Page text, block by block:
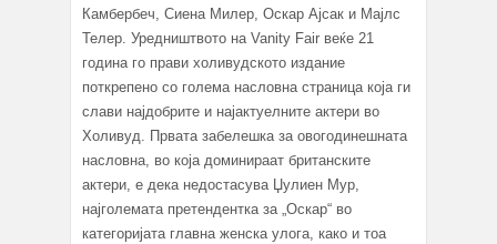
Камбербеч, Сиена Милер, Оскар Ајсак и Мајлс
Телер. Уредништвото на Vanity Fair веќе 21
година го прави холивудското издание
поткрепено со голема насловна страница која ги
слави најдобрите и најактуелните актери во
Холивуд. Првата забелешка за овогодинешната
насловна, во која доминираат британските
актери, е дека недостасува Џулиен Мур,
најголемата претендентка за „Оскар“ во
категоријата главна женска улога, како и тоа